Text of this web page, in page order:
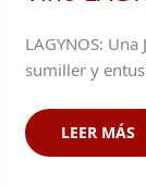
LAGYNOS:
sumiller y
LEER MÁS